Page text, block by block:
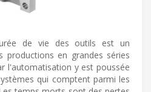
de vie des outils est un
productions en grandes séries
l'automatisation y est poussée
qui comptent parmi les